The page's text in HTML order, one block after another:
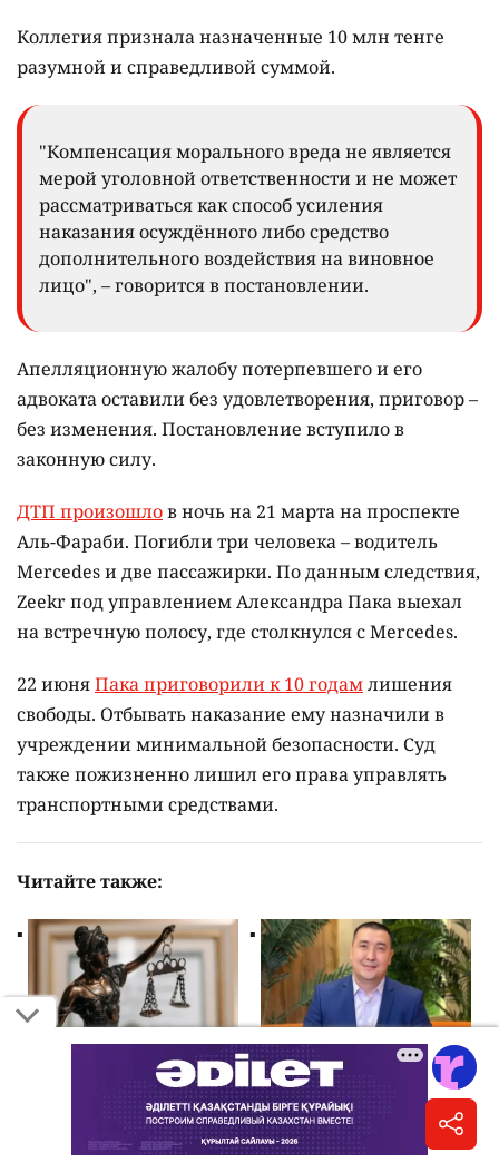
Коллегия признала назначенные 10 млн тенге
разумной и справедливой суммой.
"Компенсация морального вреда не является
мерой уголовной ответственности и не может
рассматриваться как способ усиления
наказания осуждённого либо средство
дополнительного воздействия на виновное
лицо", – говорится в постановлении.
Апелляционную жалобу потерпевшего и его
адвоката оставили без удовлетворения, приговор –
без изменения. Постановление вступило в
законную силу.
ДТП произошлов ночь на 21 марта на проспекте
Аль-Фараби. Погибли три человека – водитель
Mercedes и две пассажирки. По данным следствия,
Zeekr под управлением Александра Пака выехал
на встречную полосу, где столкнулся с Mercedes.
22 июняПака приговорили к 10 годамлишения
свободы. Отбывать наказание ему назначили в
учреждении минимальной безопасности. Суд
также пожизненно лишил его права управлять
транспортными средствами.
Читайте также:
"Мы приговором
довольны". Адвокат
отца погибшей в ДТП
на Аль-Фараби
Блогеру Молдахану
вынесли приговор по
делу о публикациях
после ДТП на Аль-